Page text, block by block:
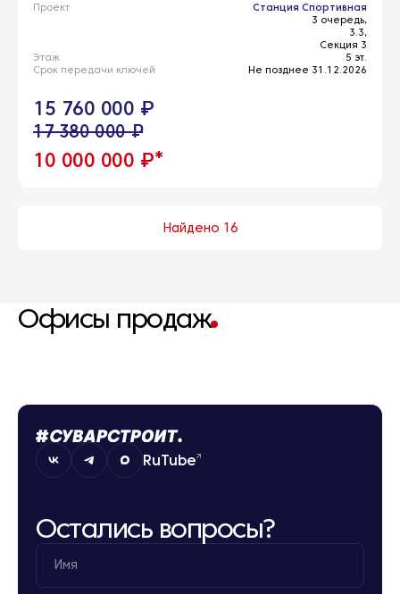
Проект
Станция Спортивная
3 очередь,
3.3,
Секция 3
Этаж
5 эт.
Срок передачи ключей
Не позднее 31.12.2026
15 760 000 ₽
17 380 000 ₽
10 000 000 ₽*
Найдено 16
Офисы продаж
RuTube
Остались вопросы?